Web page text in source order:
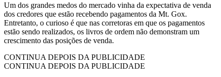
Um dos grandes medos do mercado vinha da expectativa de venda
dos credores que estão recebendo pagamentos da Mt. Gox.
Entretanto, o curioso é que nas corretoras em que os pagamentos
estão sendo realizados, os livros de ordem não demonstram um
crescimento das posições de venda.
CONTINUA DEPOIS DA PUBLICIDADE
CONTINUA DEPOIS DA PUBLICIDADE